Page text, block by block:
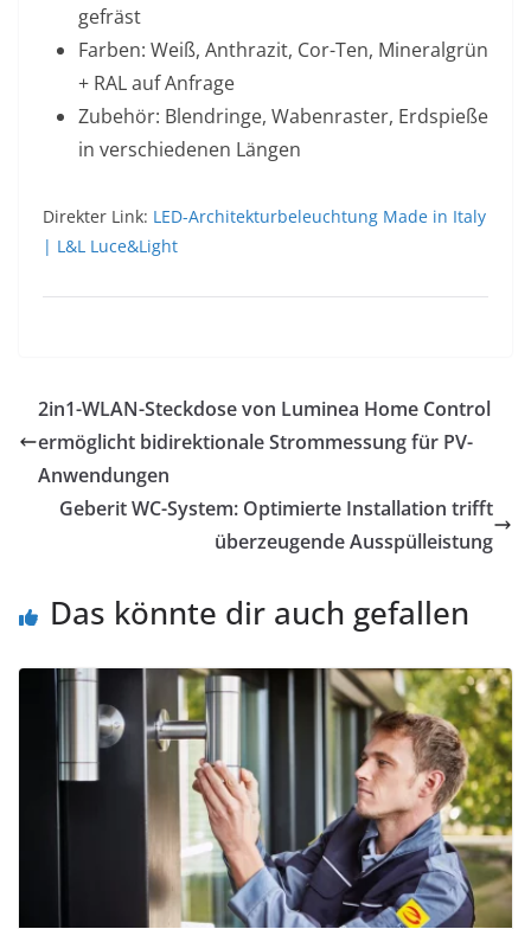
gefräst
Farben: Weiß, Anthrazit, Cor-Ten, Mineralgrün
+ RAL auf Anfrage
Zubehör: Blendringe, Wabenraster, Erdspieße
in verschiedenen Längen
Direkter Link: LED-Architekturbeleuchtung Made in Italy
| L&L Luce&Light
2in1-WLAN-Steckdose von Luminea Home Control
ermöglicht bidirektionale Strommessung für PV-
Anwendungen
Geberit WC-System: Optimierte Installation trifft
überzeugende Ausspülleistung
Das könnte dir auch gefallen